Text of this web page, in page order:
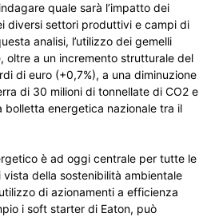
quale sarà l’impatto dei
diversi settori produttivi e campi di
analisi, l’utilizzo dei gemelli
oltre a un incremento strutturale del
di euro (+0,7%), a una diminuzione
di 30 milioni di tonnellate di CO2 e
bolletta energetica nazionale tra il
è ad oggi centrale per tutte le
della sostenibilità ambientale
di azionamenti a efficienza
i soft starter di Eaton, può